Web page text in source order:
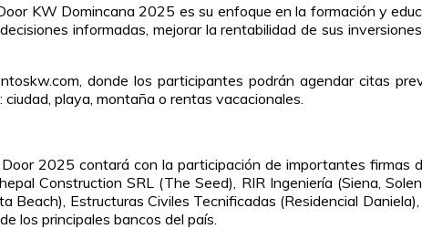
KW Domincana 2025 es su enfoque en la formación y
informadas, mejorar la rentabilidad de sus
donde los participantes podrán agendar citas
playa, montaña o rentas vacacionales.
2025 contará con la participación de importantes firmas
Construction SRL (The Seed), RIR Ingeniería (Siena,
Estructuras Civiles Tecnificadas (Residencial
los principales bancos del país.